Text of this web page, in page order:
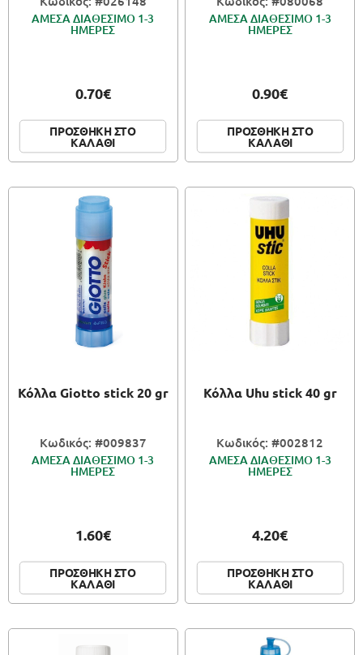
ΑΜΕΣΑ ΔΙΑΘΕΣΙΜΟ 1-3
ΗΜΕΡΕΣ
0.70€
ΠΡΟΣΘΗΚΗ ΣΤΟ
ΚΑΛΑΘΙ
ΑΜΕΣΑ ΔΙΑΘΕΣΙΜΟ 1-3
ΗΜΕΡΕΣ
0.90€
ΠΡΟΣΘΗΚΗ ΣΤΟ
ΚΑΛΑΘΙ
Κόλλα Giotto stick 20 gr
Κωδικός: #009837
ΑΜΕΣΑ ΔΙΑΘΕΣΙΜΟ 1-3
ΗΜΕΡΕΣ
1.60€
ΠΡΟΣΘΗΚΗ ΣΤΟ
ΚΑΛΑΘΙ
Κόλλα Uhu stick 40 gr
Κωδικός: #002812
ΑΜΕΣΑ ΔΙΑΘΕΣΙΜΟ 1-3
ΗΜΕΡΕΣ
4.20€
ΠΡΟΣΘΗΚΗ ΣΤΟ
ΚΑΛΑΘΙ